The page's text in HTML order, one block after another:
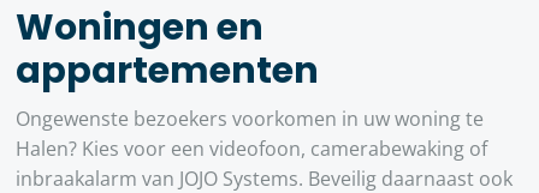
Woningen en
appartementen
Ongewenste bezoekers voorkomen in uw woning te
Halen? Kies voor een videofoon, camerabewaking of
inbraakalarm van JOJO Systems. Beveilig daarnaast ook